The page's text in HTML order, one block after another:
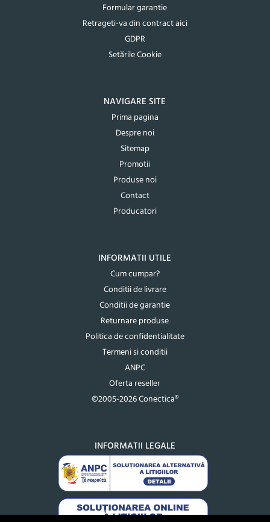
Formular garantie
Retrageti-va din contract aici
GDPR
Setările Cookie
NAVIGARE SITE
Prima pagina
Despre noi
Sitemap
Promotii
Produse noi
Contact
Producatori
INFORMATII UTILE
Cum cumpar?
Conditii de livrare
Conditii de garantie
Returnare produse
Politica de confidentialitate
Termeni si conditii
ANPC
Oferta reseller
©2005-2026 Conectica®
INFORMATII LEGALE